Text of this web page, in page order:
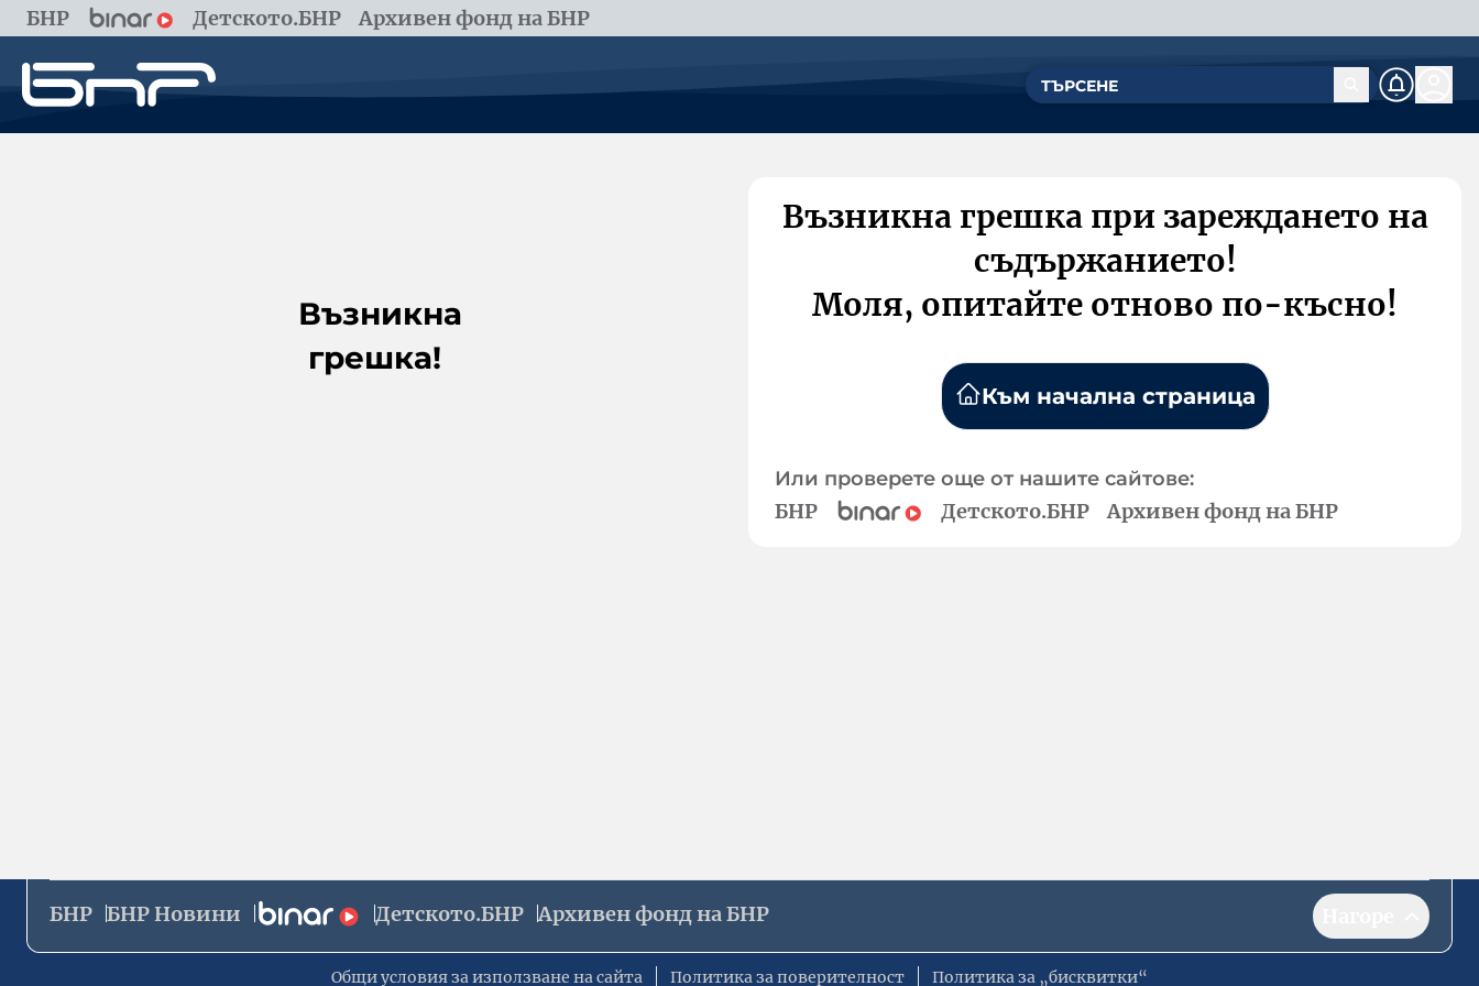
БНР Детското.БНР Архивен фонд на БНР
Възникна
грешка!
Възникна грешка при зареждането на
съдържанието!
Моля, опитайте отново по-късно!
Към начална страница
Или проверете още от нашите сайтове:
БНР Детското.БНР Архивен фонд на БНР
БНР БНР Новини Детското.БНР Архивен фонд на БНР
Общи условия за използване на сайта Политика за поверителност Политика за „бисквитки“